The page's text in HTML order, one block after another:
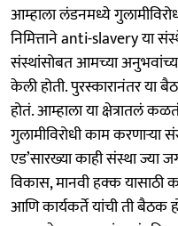
आम्हाला लंडनमध्ये
निमित्ताने anti-slavery या
संस्थांसोबत आमच्या
केली होती. पुरस्कारानंतर या
होतं. आम्हाला या क्षेत्रातलं
गुलामीविरोधी काम करणाऱ्या
एड’सारख्या काही संस्था ज्या
विकास, मानवी हक्क यासाठी
आणि कार्यकर्ते यांची ती बैठक